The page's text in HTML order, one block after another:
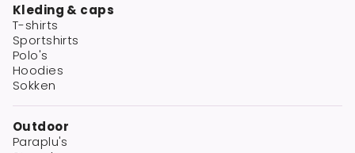
Kleding & caps
T-shirts
Sportshirts
Polo's
Hoodies
Sokken
Outdoor
Paraplu's